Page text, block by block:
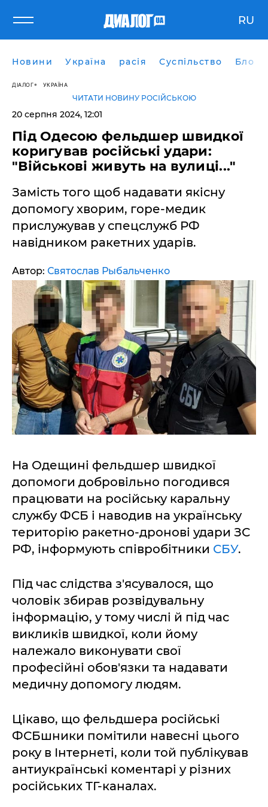
RU
Новини Україна расія Суспільство Блоги
ДІАЛОГ УКРАЇНА
ЧИТАТИ НОВИНУ РОСІЙСЬКОЮ
20 серпня 2024, 12:01
Під Одесою фельдшер швидкої
коригував російські удари:
"Військові живуть на вулиці..."
Замість того щоб надавати якісну
допомогу хворим, горе-медик
прислужував у спецслужб РФ
навідником ракетних ударів.
Автор: Святослав Рыбальченко
На Одещині фельдшер швидкої
допомоги добровільно погодився
працювати на російську каральну
службу ФСБ і наводив на українську
територію ракетно-дронові удари ЗС
РФ, інформують співробітники СБУ.
Під час слідства з'ясувалося, що
чоловік збирав розвідувальну
інформацію, у тому числі й під час
викликів швидкої, коли йому
належало виконувати свої
професійні обов'язки та надавати
медичну допомогу людям.
Цікаво, що фельдшера російські
ФСБшники помітили навесні цього
року в Інтернеті, коли той публікував
антиукраїнські коментарі у різних
російських ТГ-каналах.